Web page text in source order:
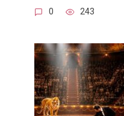
0 243